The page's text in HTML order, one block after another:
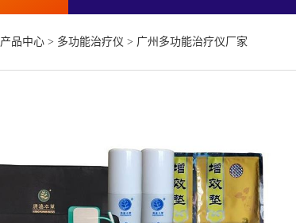
产品中心 > 多功能治疗仪 > 广州多功能治疗仪厂家